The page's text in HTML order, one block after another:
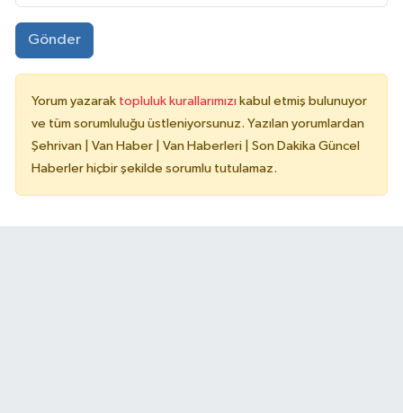
Gönder
Yorum yazarak topluluk kurallarımızı kabul etmiş bulunuyor
ve tüm sorumluluğu üstleniyorsunuz. Yazılan yorumlardan
Şehrivan | Van Haber | Van Haberleri | Son Dakika Güncel
Haberler hiçbir şekilde sorumlu tutulamaz.